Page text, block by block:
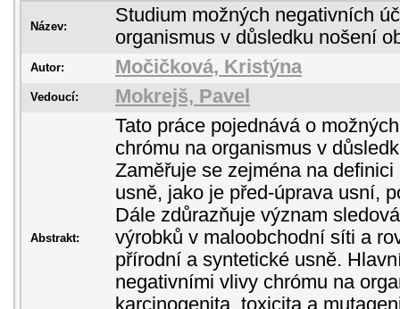
Název:
Studium možných negativních
organismus v důsledku nošení
Autor: Močičková, Kristýna
Vedoucí: Mokrejš, Pavel
Abstrakt:
Tato práce pojednává o
chrómu na organismus v
Zaměřuje se zejména na
usně, jako je před-úprava usní,
Dále zdůrazňuje význam
výrobků v maloobchodní síti a
přírodní a syntetické usně.
negativními vlivy chrómu na
karcinogenita, toxicita a